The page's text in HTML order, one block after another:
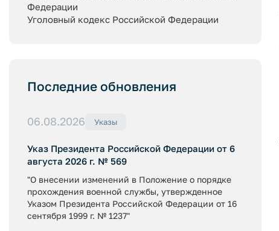
Федерации
Уголовный кодекс Российской Федерации
Последние обновления
06.08.2026 Указы
Указ Президента Российской Федерации от 6
августа 2026 г. № 569
"О внесении изменений в Положение о порядке
прохождения военной службы, утвержденное
Указом Президента Российской Федерации от 16
сентября 1999 г. № 1237"